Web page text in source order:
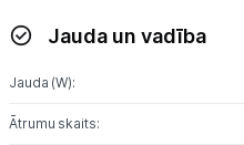
Sports un
Jauda un vadība
Jauda (W):
Ātrumu skaits: